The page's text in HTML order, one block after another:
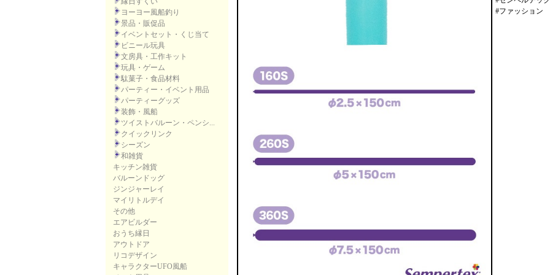
ヨーヨー風船釣り
景品・販促品
イベントセット・くじ当て
ビニール玩具
文房具・工作キット
玩具・ゲーム
駄菓子・食品材料
パーティー・イベント用品
パーティーグッズ
装飾・風船
ツイストバルーン・ペンシ...
クイックリンク
シーズン
和雑貨
キッチン雑貨
バルーンドッグ
ジンジャーレイ
マイリトルデイ
その他
エアビルダー
おうち縁日
アウトドア
リコデザイン
キャラクターUFO風船
#ファッション